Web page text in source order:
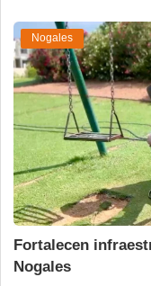
Nogales
Fortalecen
Nogales